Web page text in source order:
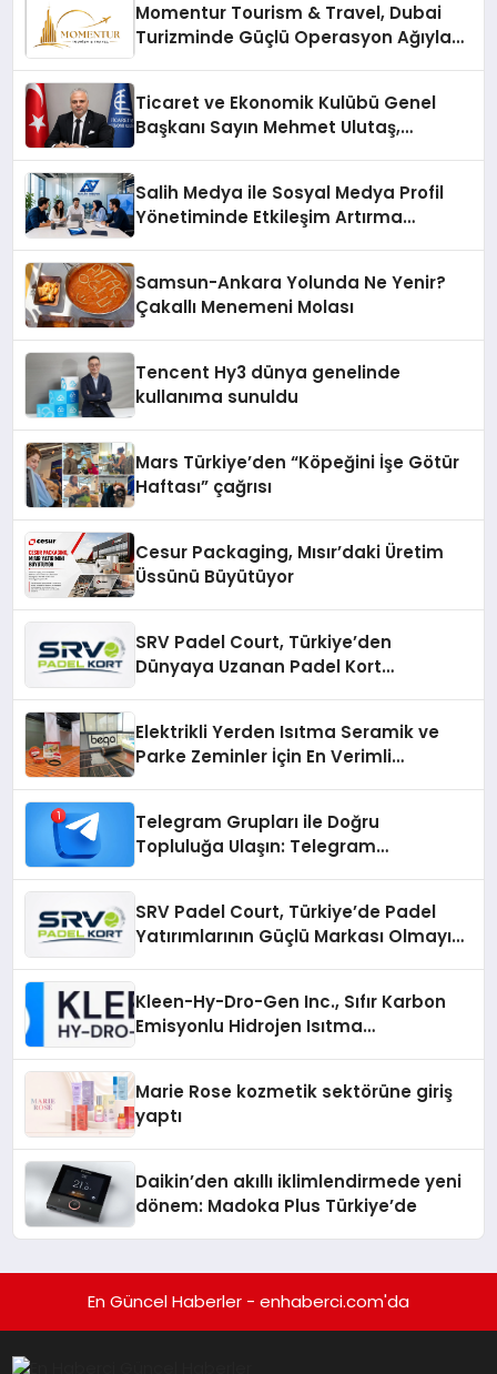
Momentur Tourism & Travel, Dubai
Turizminde Güçlü Operasyon Ağıyla
Ticaret ve Ekonomik Kulübü Genel
Başkanı Sayın Mehmet Ulutaş,
Salih Medya ile Sosyal Medya Profil
Yönetiminde Etkileşim Artırma
Samsun-Ankara Yolunda Ne Yenir?
Çakallı Menemeni Molası
Tencent Hy3 dünya genelinde
kullanıma sunuldu
Mars Türkiye’den “Köpeğini İşe Götür
Haftası” çağrısı
Cesur Packaging, Mısır’daki Üretim
Üssünü Büyütüyor
SRV Padel Court, Türkiye’den
Dünyaya Uzanan Padel Kort
Elektrikli Yerden Isıtma Seramik ve
Parke Zeminler İçin En Verimli
Telegram Grupları ile Doğru
Topluluğa Ulaşın: Telegram
SRV Padel Court, Türkiye’de Padel
Yatırımlarının Güçlü Markası Olmayı
Kleen-Hy-Dro-Gen Inc., Sıfır Karbon
Emisyonlu Hidrojen Isıtma
Marie Rose kozmetik sektörüne giriş
yaptı
Daikin’den akıllı iklimlendirmede yeni
dönem: Madoka Plus Türkiye’de
En Güncel Haberler - enhaberci.com'da